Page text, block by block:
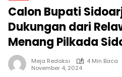
Calon Bupati
Dukungan dari
Menang Pilkada
Meja Redaksi
4 Min Baca
November 4, 2024